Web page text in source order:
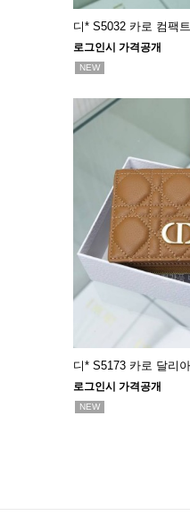
디* S5032 카로 컴팩
로그인시 가격공개
NEW
디* S5173 카로 달리
로그인시 가격공개
NEW